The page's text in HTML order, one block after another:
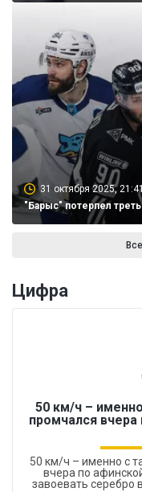
31 октября 2025,
"Барыс" потерпел
Цифра
50 км/ч –
промчался
50 км/ч – именно с
вчера по
завоевать серебро